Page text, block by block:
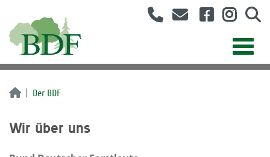
Der BDF
Wir über uns